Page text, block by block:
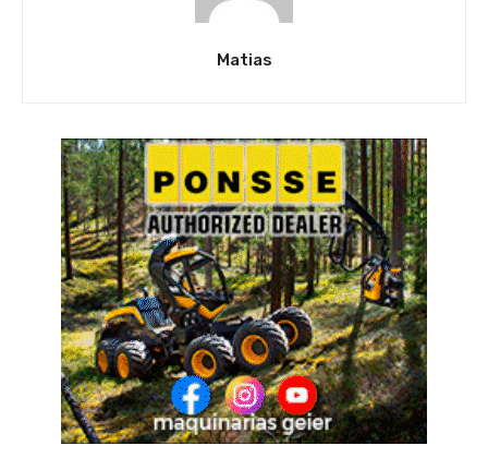
Matias